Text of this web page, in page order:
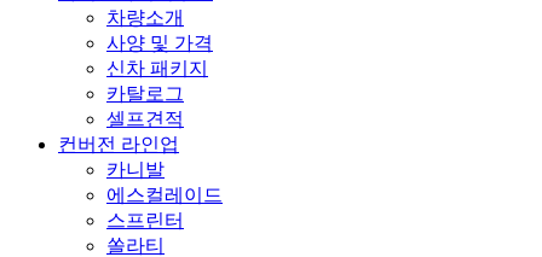
차량소개
사양 및 가격
신차 패키지
카탈로그
셀프견적
컨버전 라인업
카니발
에스컬레이드
스프린터
쏠라티